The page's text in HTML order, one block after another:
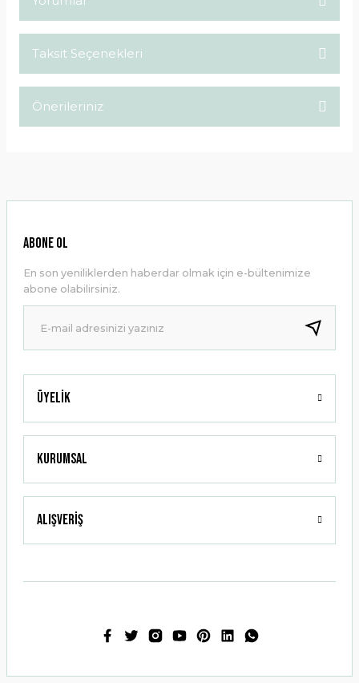
Taksit Seçenekleri
Önerileriniz
Ürün resmi kalitesiz, bozuk veya görüntülenemiyor.
Ürün bilgilerinde hatalar bulunuyor.
Ürün fiyatı diğer sitelerden daha pahalı.
Bu ürüne benzer farklı alternatifler olmalı.
Gönder
Üyelik
Kurumsal
Alışveriş
ABONE OL
En son yeniliklerden haberdar olmak için e-bültenimize
abone olabilirsiniz.